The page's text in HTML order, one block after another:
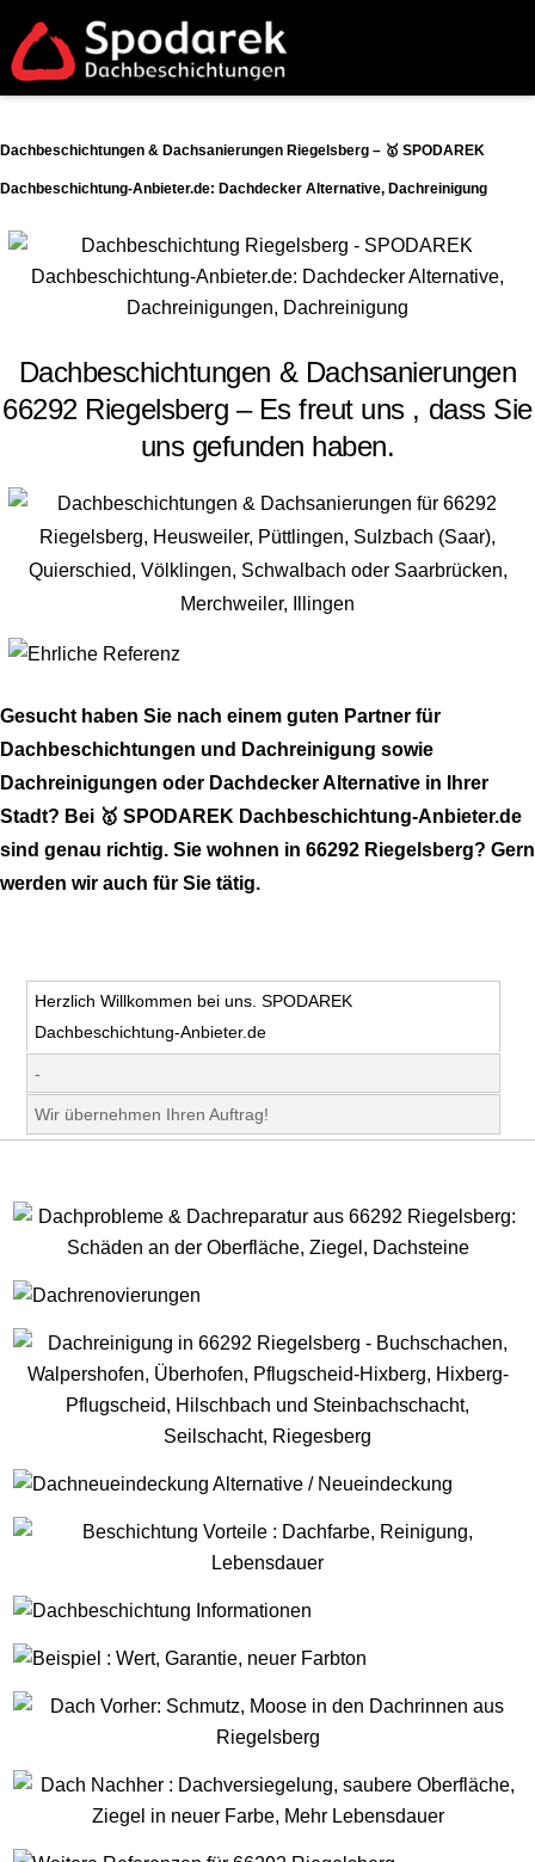
Dachbeschichtungen & Dachsanierungen Riegelsberg – 🥇 SPODAREK
Dachbeschichtung-Anbieter.de: Dachdecker Alternative, Dachreinigung
Dachbeschichtungen & Dachsanierungen
66292 Riegelsberg – Es freut uns , dass Sie
uns gefunden haben.
Gesucht haben Sie nach einem guten Partner für
Dachbeschichtungen und Dachreinigung sowie
Dachreinigungen oder Dachdecker Alternative in Ihrer
Stadt? Bei 🥇 SPODAREK Dachbeschichtung-Anbieter.de
sind genau richtig. Sie wohnen in 66292 Riegelsberg? Gern
werden wir auch für Sie tätig.
Herzlich Willkommen bei uns. SPODAREK
Dachbeschichtung-Anbieter.de
-
Wir übernehmen Ihren Auftrag!